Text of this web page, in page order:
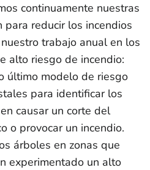
continuamente nuestras
para reducir los incendios
trabajo anual en los
alto riesgo de incendio:
último modelo de riesgo
para identificar los
causar un corte del
o provocar un incendio.
árboles en zonas que
experimentado un alto